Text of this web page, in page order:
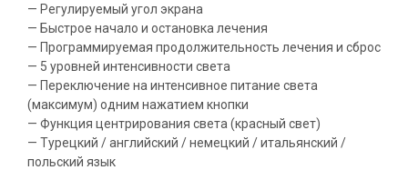
— Регулируемый угол экрана
— Быстрое начало и остановка лечения
— Программируемая продолжительность лечения и сброс
— 5 уровней интенсивности света
— Переключение на интенсивное питание света
(максимум) одним нажатием кнопки
— Функция центрирования света (красный свет)
— Турецкий / английский / немецкий / итальянский /
польский язык